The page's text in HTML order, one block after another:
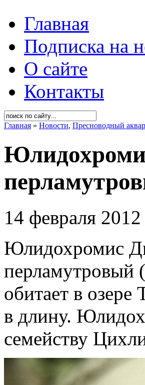
Главная
Подписка на
О сайте
Контакты
Главная » Новости, Пресноводный
14 февраля 2012
Юлидохромис
перламутровый
обитает в
в длину.
семейству